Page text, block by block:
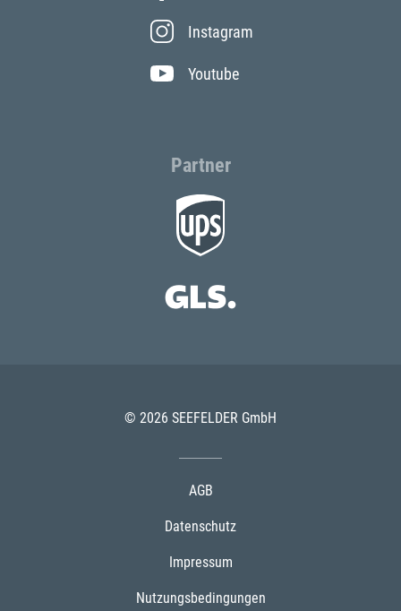
Instagram
Youtube
Partner
© 2026 SEEFELDER GmbH
AGB
Datenschutz
Impressum
Nutzungsbedingungen